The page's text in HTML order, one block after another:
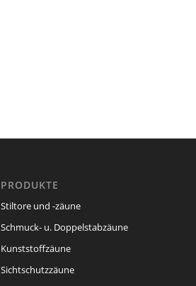
PRODUKTE
Stiltore und -zäune
Schmuck- u. Doppelstabzäune
Kunststoffzäune
Sichtschutzzäune